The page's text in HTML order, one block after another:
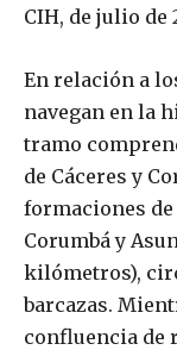
CIH, de julio de
En relación a
navegan en la
tramo
de Cáceres y
formaciones de
Corumbá y
kilómetros),
barcazas.
confluencia de